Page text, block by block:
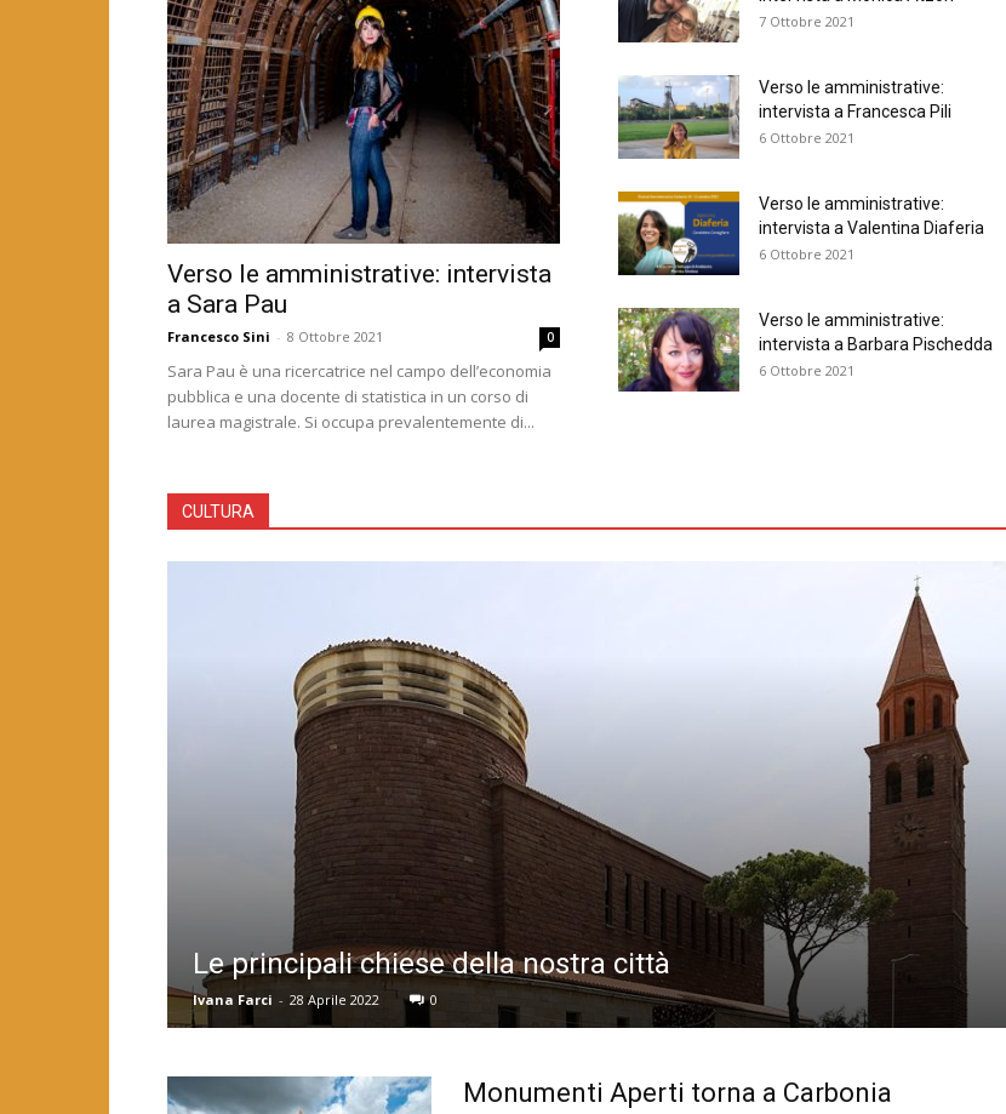
Verso le amministrative: intervista a Monica
Atzori
Verso le amministrative: intervista
a Sara Pau
Francesco Sini - 8 Ottobre 2021 0
Sara Pau è una ricercatrice nel campo dell’economia
pubblica e una docente di statistica in un corso di
laurea magistrale. Si occupa prevalentemente di...
7 Ottobre 2021
Verso le amministrative:
intervista a Francesca Pili
6 Ottobre 2021
Verso le amministrative:
intervista a Valentina Diaferia
6 Ottobre 2021
Verso le amministrative:
intervista a Barbara Pischedda
6 Ottobre 2021
CULTURA
Le principali chiese della nostra città
Ivana Farci - 28 Aprile 2022 0
Monumenti Aperti torna a Carbonia